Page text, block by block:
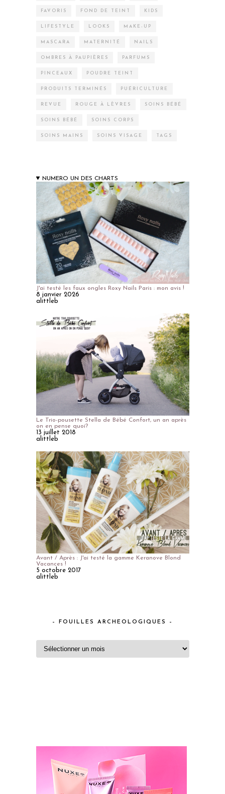
FAVORIS FOND DE TEINT KIDS
LIFESTYLE LOOKS MAKE-UP
MASCARA MATERNITÉ NAILS
OMBRES À PAUPIÈRES PARFUMS
PINCEAUX POUDRE TEINT
PRODUITS TERMINÉS PUÉRICULTURE
REVUE ROUGE À LÈVRES SOINS BÉBÉ
SOINS BÉBÉ SOINS CORPS
SOINS MAINS SOINS VISAGE TAGS
NUMERO UN DES CHARTS
J'ai testé les faux ongles Roxy Nails Paris : mon avis !
8 janvier 2026
alittleb
Le Trio-pousette Stella de Bébé Confort, un an après
on en pense quoi?
13 juillet 2018
alittleb
Avant / Après : J'ai testé la gamme Keranove Blond
Vacances !
5 octobre 2017
alittleb
– FOUILLES ARCHEOLOGIQUES –